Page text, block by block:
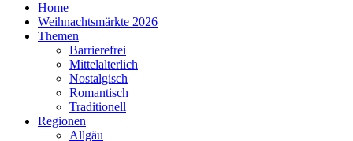
Home
Weihnachtsmärkte 2026
Themen
Barrierefrei
Mittelalterlich
Nostalgisch
Romantisch
Traditionell
Regionen
Allgäu